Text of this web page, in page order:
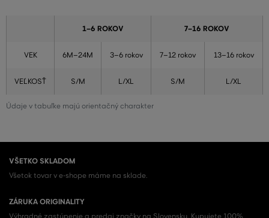
Údaje v tabuľke majú orientačný charakter
1–6 ROKOV 7–16 ROKOV
VEK 6M–24M 3–6 rokov 7–12 rokov 13–16 rokov
VEĽKOSŤ S/M L/XL S/M L/XL
VŠETKO SKLADOM
Všetok tovar v e-shope máme na sklade.
ZÁRUKA ORIGINALITY